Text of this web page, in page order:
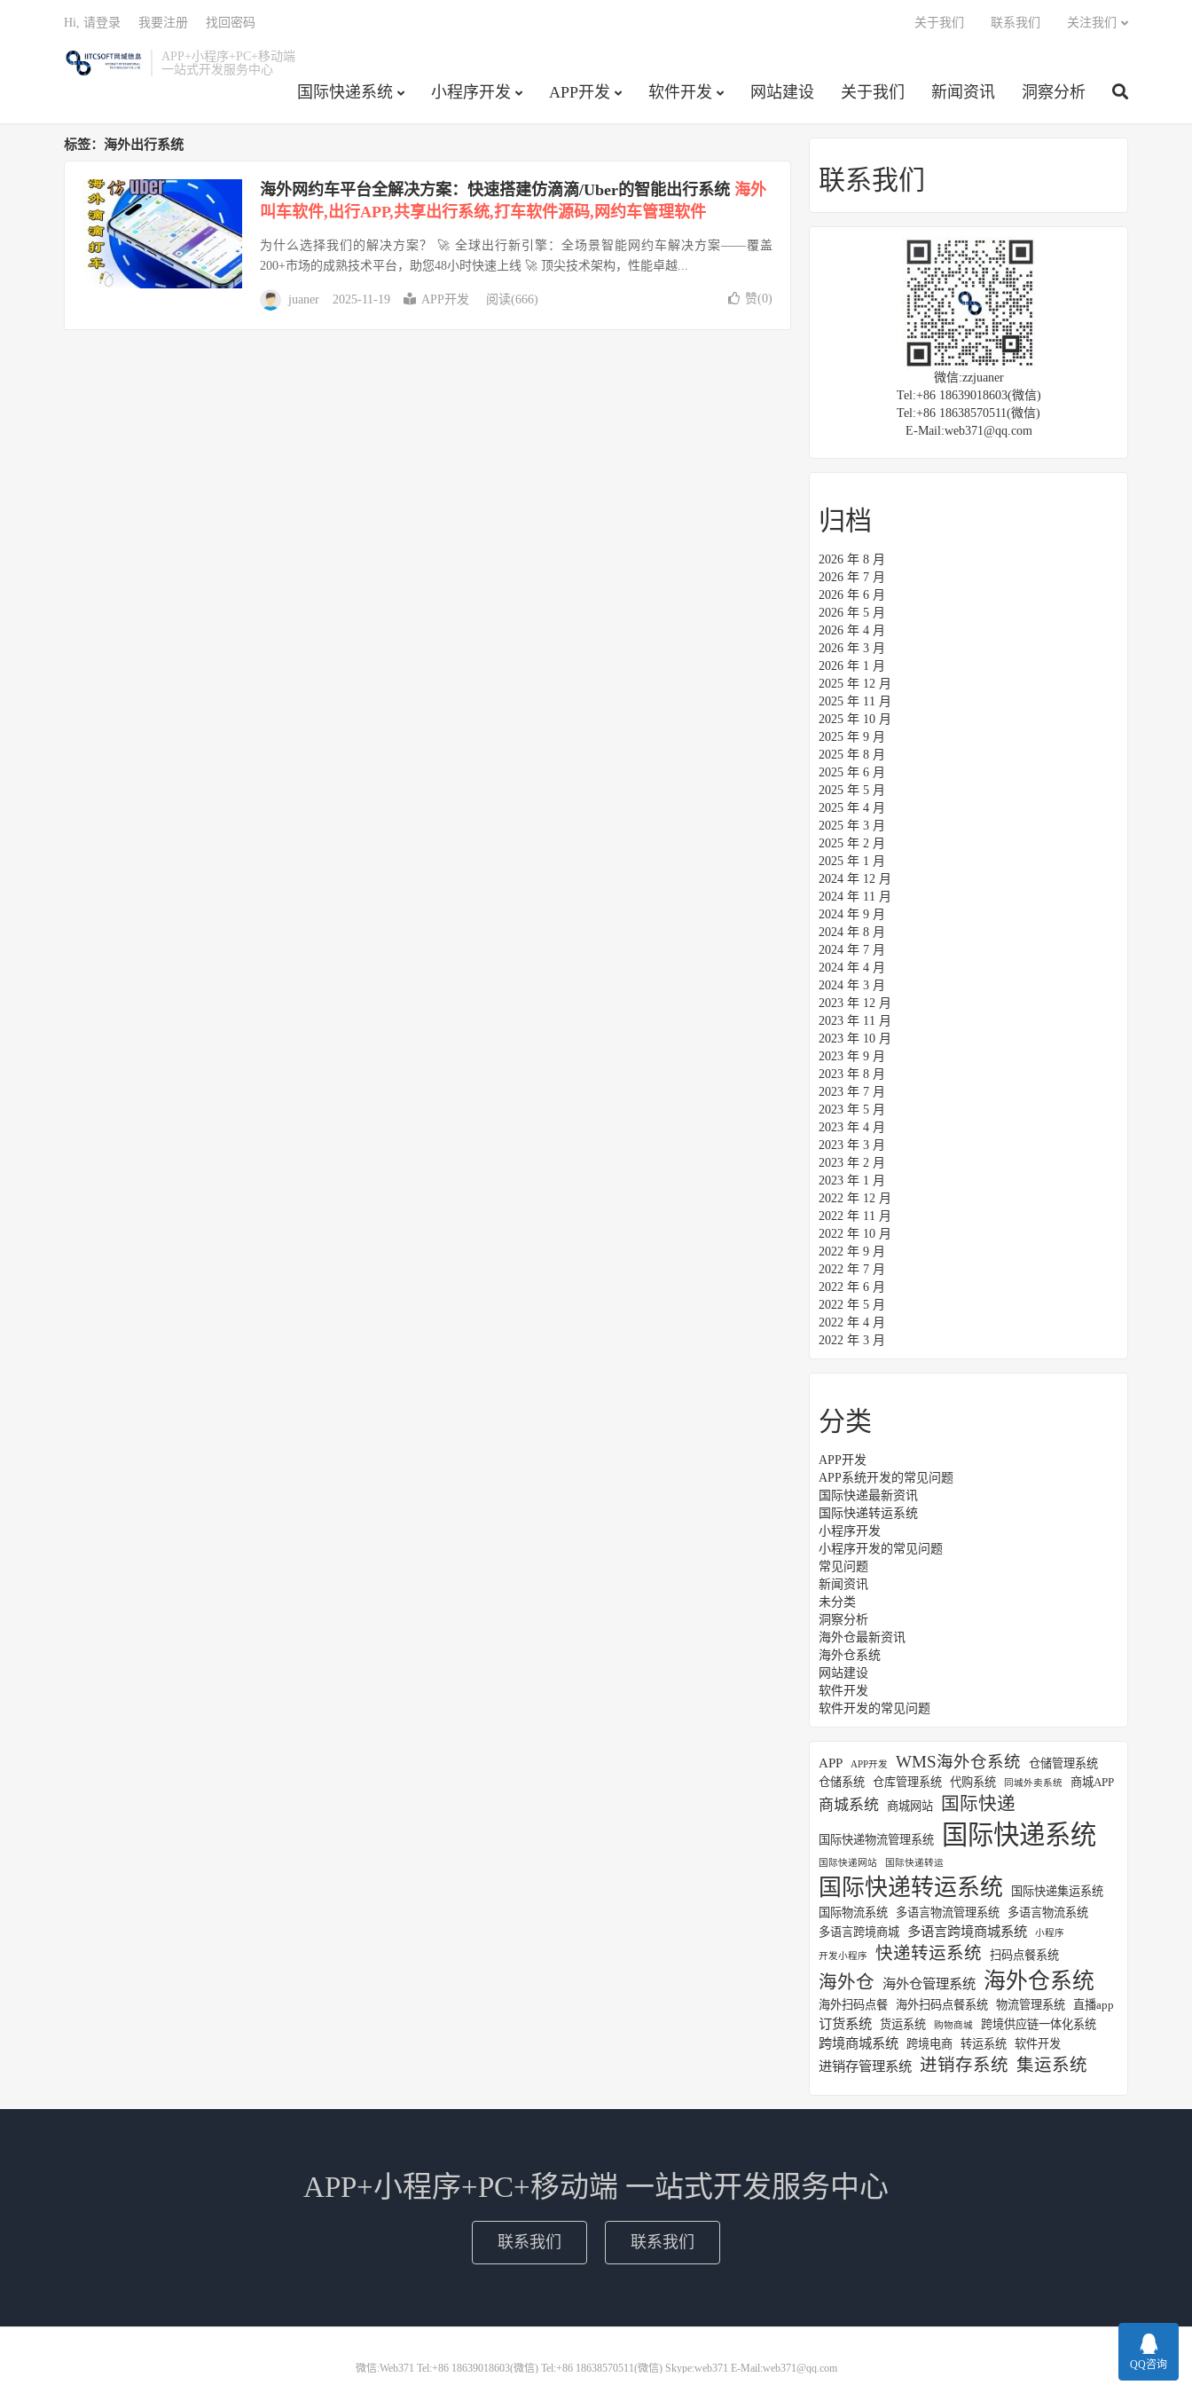
APP+小程序+PC+移动端
一站式开发服务中心
国际快递系统 小程序开发 APP开发 软件开发 网站建设 关于我们 新闻资讯 洞察分析
关于我们 联系我们 关注我们
Hi, 请登录 我要注册 找回密码
标签：海外出行系统
海外网约车平台全解决方案：快速搭建仿滴滴/Uber的智能出行系统 海外
叫车软件,出行APP,共享出行系统,打车软件源码,网约车管理软件
为什么选择我们的解决方案？ 🚀 全球出行新引擎：全场景智能网约车解决方案‌‌——覆盖
200+市场的成熟技术平台，助您48小时快速上线 🚀 顶尖技术架构，性能卓越...
juaner 2025-11-19 APP开发 阅读(666) 赞(0)
联系我们
微信:zzjuaner
Tel:+86 18639018603(微信)
Tel:+86 18638570511(微信)
E-Mail:web371@qq.com
归档
2026 年 8 月
2026 年 7 月
2026 年 6 月
2026 年 5 月
2026 年 4 月
2026 年 3 月
2026 年 1 月
2025 年 12 月
2025 年 11 月
2025 年 10 月
2025 年 9 月
2025 年 8 月
2025 年 6 月
2025 年 5 月
2025 年 4 月
2025 年 3 月
2025 年 2 月
2025 年 1 月
2024 年 12 月
2024 年 11 月
2024 年 9 月
2024 年 8 月
2024 年 7 月
2024 年 4 月
2024 年 3 月
2023 年 12 月
2023 年 11 月
2023 年 10 月
2023 年 9 月
2023 年 8 月
2023 年 7 月
2023 年 5 月
2023 年 4 月
2023 年 3 月
2023 年 2 月
2023 年 1 月
2022 年 12 月
2022 年 11 月
2022 年 10 月
2022 年 9 月
2022 年 7 月
2022 年 6 月
2022 年 5 月
2022 年 4 月
2022 年 3 月
分类
APP开发
APP系统开发的常见问题
国际快递最新资讯
国际快递转运系统
小程序开发
小程序开发的常见问题
常见问题
新闻资讯
未分类
洞察分析
海外仓最新资讯
海外仓系统
网站建设
软件开发
软件开发的常见问题
APP APP开发 WMS海外仓系统
仓储管理系统
仓储系统 仓库管理系统 代购系统 同城外卖系统 商城APP
商城系统 商城网站 国际快递
国际快递物流管理系统 国际快递系统
国际快递网站 国际快递转运
国际快递转运系统
国际快递集运系统
国际物流系统
多语言物流管理系统
多语言物流系统
多语言跨境商城
多语言跨境商城系统 小程序
开发小程序 快递转运系统 扫码点餐系统
海外仓 海外仓管理系统 海外仓系统
海外扫码点餐 海外扫码点餐系统 物流管理系统 直播app
订货系统 货运系统 购物商城 跨境供应链一体化系统
跨境商城系统 跨境电商 转运系统 软件开发
进销存管理系统 进销存系统 集运系统
APP+小程序+PC+移动端 一站式开发服务中心
联系我们 联系我们
微信:Web371 Tel:+86 18639018603(微信) Tel:+86 18638570511(微信) Skype:web371 E-Mail:web371@qq.com QQ咨询